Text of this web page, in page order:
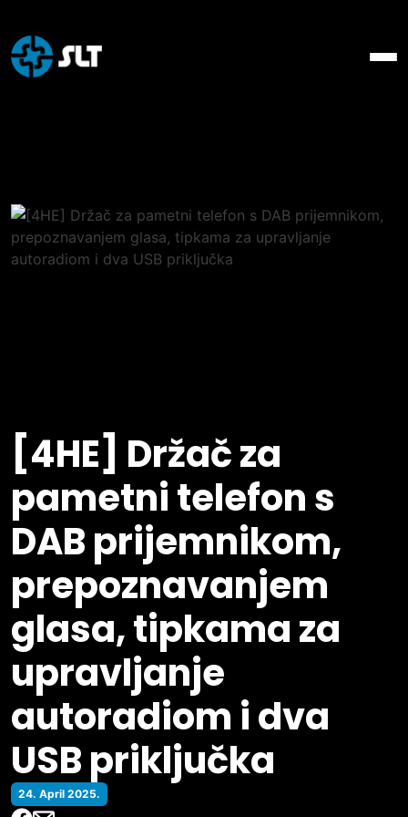
[4HE] Držač za
pametni telefon s
DAB prijemnikom,
prepoznavanjem
glasa, tipkama za
upravljanje
autoradiom i dva
USB priključka
24. April 2025.